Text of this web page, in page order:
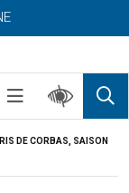
DE CORBAS, SAISON